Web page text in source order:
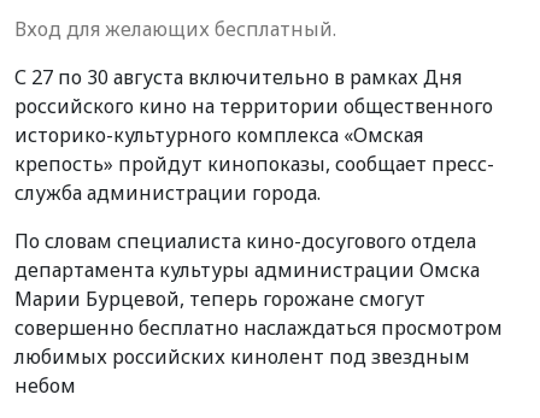
Вход для желающих бесплатный.
С 27 по 30 августа включительно в рамках Дня
российского кино на территории общественного
историко-культурного комплекса «Омская
крепость» пройдут кинопоказы, сообщает пресс-
служба администрации города.
По словам специалиста кино-досугового отдела
департамента культуры администрации Омска
Марии Бурцевой, теперь горожане смогут
совершенно бесплатно наслаждаться просмотром
любимых российских кинолент под звездным
небом